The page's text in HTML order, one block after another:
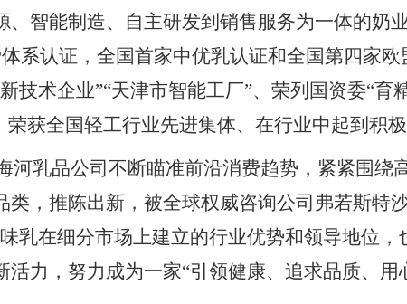
、智能制造、自主研发到销售服务为一体的奶
系认证，全国首家中优乳认证和全国第四家欧
技术企业”“天津市智能工厂”、荣列国资委“育
荣获全国轻工行业先进集体、在行业中起到积
河乳品公司不断瞄准前沿消费趋势，紧紧围绕
类，推陈出新，被全球权威咨询公司弗若斯特
乳在细分市场上建立的行业优势和领导地位 ，
活力 ， 努力成为一家“引领健康、追求品质、用